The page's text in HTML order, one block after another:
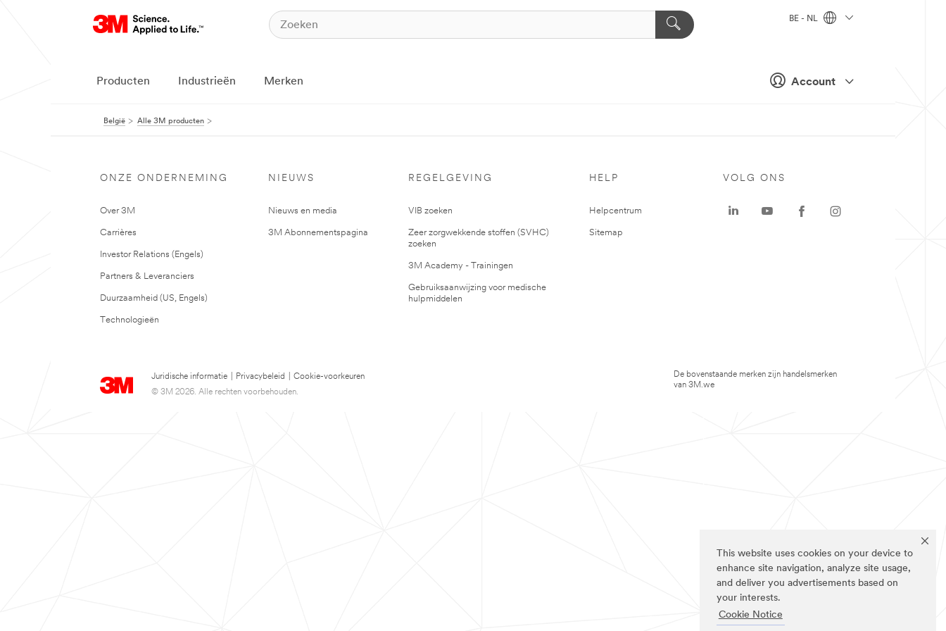
This website uses cookies on your device to
enhance site navigation, analyze site usage,
and deliver you advertisements based on
your interests.
Cookie Notice
Account
BE - NL
Producten Industrieën Merken
België Alle 3M producten
ONZE ONDERNEMING
Over 3M
Carrières
Investor Relations (Engels)
Partners & Leveranciers
Duurzaamheid (US, Engels)
Technologieën
NIEUWS
Nieuws en media
3M Abonnementspagina
REGELGEVING
VIB zoeken
Zeer zorgwekkende stoffen (SVHC)
zoeken
3M Academy - Trainingen
Gebruiksaanwijzing voor medische
hulpmiddelen
HELP
Helpcentrum
Sitemap
Juridische informatie Privacybeleid
Cookie-voorkeuren
© 3M 2026. Alle rechten voorbehouden.
VOLG ONS
De bovenstaande merken zijn handelsmerken
van 3M.we